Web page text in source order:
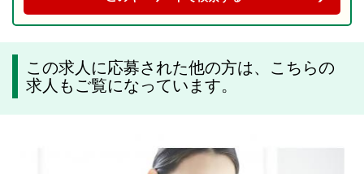
この求人に応募された他の方は、こちらの
求人もご覧になっています。